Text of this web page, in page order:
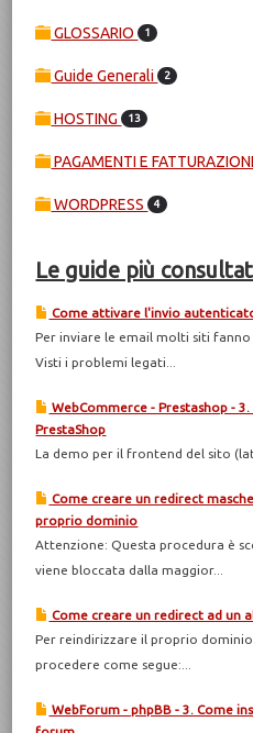
GLOSSARIO 1
Guide Generali 2
HOSTING 13
PAGAMENTI E
WORDPRESS 4
Le guide più
Come attivare l'invio
Per inviare le email molti siti
Visti i problemi legati...
WebCommerce - Prestashop -
PrestaShop
La demo per il frontend del sito
Come creare un redirect
proprio dominio
Attenzione: Questa procedura è
viene bloccata dalla maggior...
Come creare un redirect ad un
Per reindirizzare il proprio
procedere come segue:...
WebForum - phpBB - 3. Come